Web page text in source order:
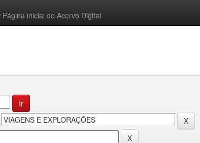
Página inicial do Acervo Digital